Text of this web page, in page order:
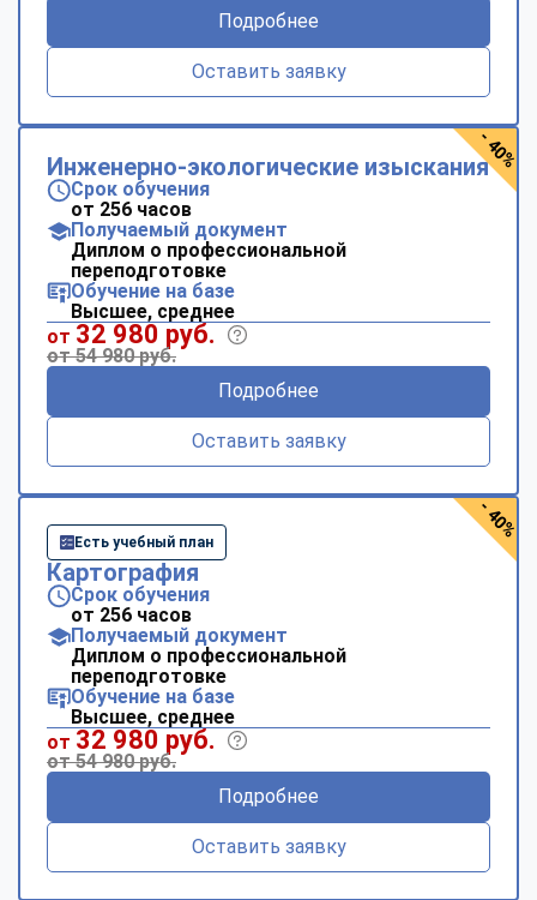
Подробнее
Оставить заявку
Инженерно-экологические изыскания
Срок обучения
от 256 часов
Получаемый документ
Диплом о профессиональной
переподготовке
Обучение на базе
Высшее, среднее
от 32 980 руб.
от 54 980 руб.
Подробнее
Оставить заявку
- 40%
Есть учебный план
Картография
Срок обучения
от 256 часов
Получаемый документ
Диплом о профессиональной
переподготовке
Обучение на базе
Высшее, среднее
от 32 980 руб.
от 54 980 руб.
Подробнее
Оставить заявку
- 40%